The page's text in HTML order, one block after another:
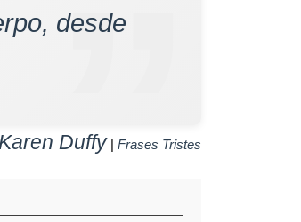
desde
Karen Duffy | Frases Tristes